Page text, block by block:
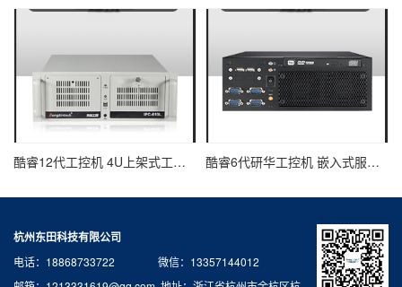
酷睿12代工控机 4U上架式工业电脑 DT-610L-IH610MB 酷睿6代研华工控机 嵌入式服务器主机 EPC-B2205
杭州东田科技有限公司
电话：18868733722 微信：13357144012